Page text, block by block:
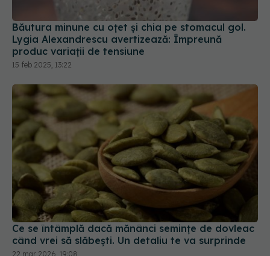
Băutura minune cu oțet și chia pe stomacul gol.
Lygia Alexandrescu avertizează: Împreună
produc variații de tensiune
15 feb 2025, 13:22
Ce se întâmplă dacă mănânci semințe de dovleac
când vrei să slăbești. Un detaliu te va surprinde
22 mar 2026, 19:08